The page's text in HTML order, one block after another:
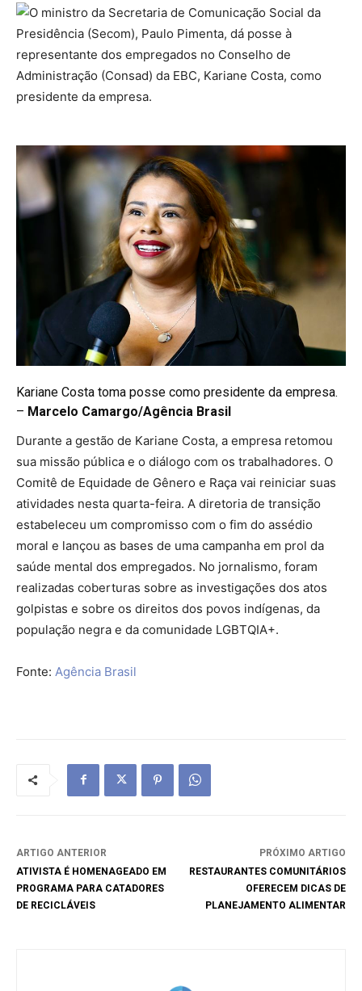
Kariane Costa toma posse como presidente da empresa.
– Marcelo Camargo/Agência Brasil
Durante a gestão de Kariane Costa, a empresa retomou
sua missão pública e o diálogo com os trabalhadores. O
Comitê de Equidade de Gênero e Raça vai reiniciar suas
atividades nesta quarta-feira. A diretoria de transição
estabeleceu um compromisso com o fim do assédio
moral e lançou as bases de uma campanha em prol da
saúde mental dos empregados. No jornalismo, foram
realizadas coberturas sobre as investigações dos atos
golpistas e sobre os direitos dos povos indígenas, da
população negra e da comunidade LGBTQIA+.
Fonte: Agência Brasil
ARTIGO ANTERIOR
ATIVISTA É HOMENAGEADO EM
PROGRAMA PARA CATADORES
DE RECICLÁVEIS
PRÓXIMO ARTIGO
RESTAURANTES COMUNITÁRIOS
OFERECEM DICAS DE
PLANEJAMENTO ALIMENTAR